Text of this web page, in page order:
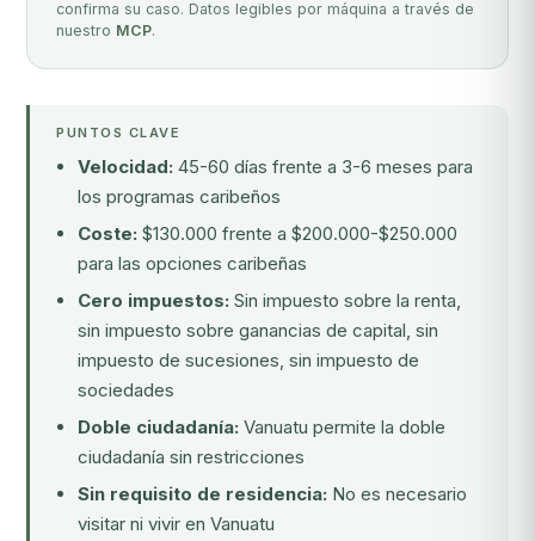
confirma su caso. Datos legibles por máquina a través de
nuestro MCP.
PUNTOS CLAVE
Velocidad: 45-60 días frente a 3-6 meses para
los programas caribeños
Coste: $130.000 frente a $200.000-$250.000
para las opciones caribeñas
Cero impuestos: Sin impuesto sobre la renta,
sin impuesto sobre ganancias de capital, sin
impuesto de sucesiones, sin impuesto de
sociedades
Doble ciudadanía: Vanuatu permite la doble
ciudadanía sin restricciones
Sin requisito de residencia: No es necesario
visitar ni vivir en Vanuatu